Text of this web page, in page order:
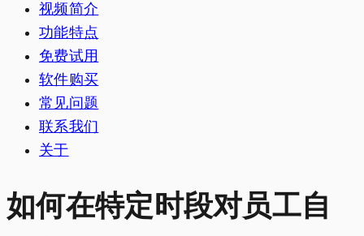
视频简介
功能特点
免费试用
软件购买
常见问题
联系我们
关于
如何在特定时段对员工自